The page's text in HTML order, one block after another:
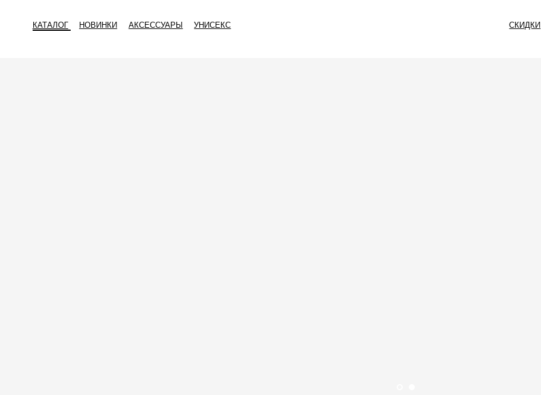
КАТАЛОГ НОВИНКИ АКСЕССУАРЫ УНИСЕКС СЕРТИФИКАТЫ